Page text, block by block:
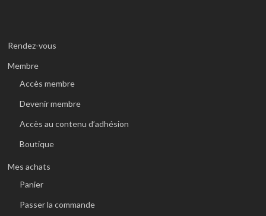
Rendez-vous
Membre
Accès membre
Devenir membre
Accès au contenu d’adhésion
Boutique
Mes achats
Panier
Passer la commande